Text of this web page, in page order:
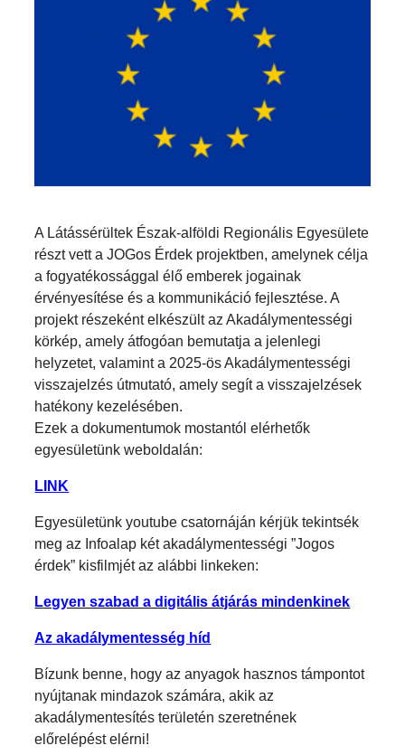
A Látássérültek Észak-alföldi Regionális Egyesülete
részt vett a JOGos Érdek projektben, amelynek célja
a fogyatékossággal élő emberek jogainak
érvényesítése és a kommunikáció fejlesztése. A
projekt részeként elkészült az Akadálymentességi
körkép, amely átfogóan bemutatja a jelenlegi
helyzetet, valamint a 2025-ös Akadálymentességi
visszajelzés útmutató, amely segít a visszajelzések
hatékony kezelésében.
Ezek a dokumentumok mostantól elérhetők
egyesületünk weboldalán:
LINK
Egyesületünk youtube csatornáján kérjük tekintsék
meg az Infoalap két akadálymentességi ”Jogos
érdek” kisfilmjét az alábbi linkeken:
Legyen szabad a digitális átjárás mindenkinek
Az akadálymentesség híd
Bízunk benne, hogy az anyagok hasznos támpontot
nyújtanak mindazok számára, akik az
akadálymentesítés területén szeretnének
előrelépést elérni!